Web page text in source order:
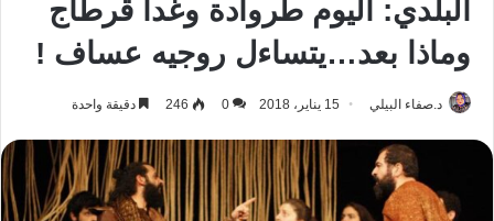
البلدي: اليوم طروادة وغدا قرطاج
وماذا بعد…يتساءل روجيه عساف !
د.صفاء البيلي 15 يناير، 2018 0
246 دقيقة واحدة